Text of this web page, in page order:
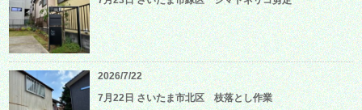
2026/7/22
7月22日 さいたま市北区 枝落とし作業